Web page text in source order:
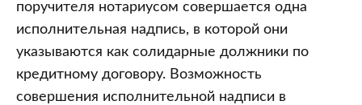
поручителя нотариусом совершается одна
исполнительная надпись, в которой они
указываются как солидарные должники по
кредитному договору. Возможность
совершения исполнительной надписи в